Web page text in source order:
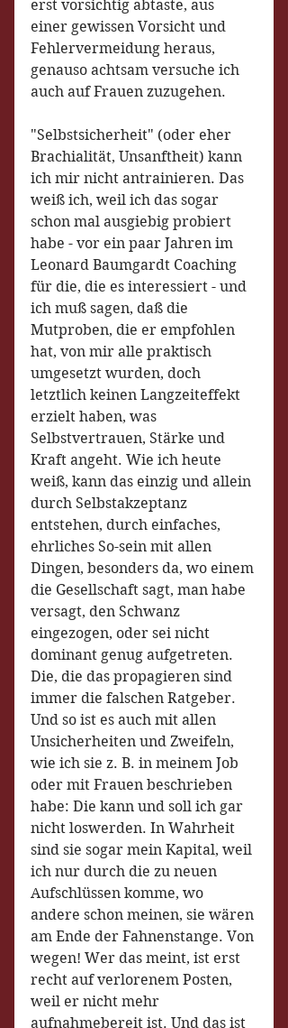
erst vorsichtig abtaste, aus
einer gewissen Vorsicht und
Fehlervermeidung heraus,
genauso achtsam versuche ich
auch auf Frauen zuzugehen.
"Selbstsicherheit" (oder eher
Brachialität, Unsanftheit) kann
ich mir nicht antrainieren. Das
weiß ich, weil ich das sogar
schon mal ausgiebig probiert
habe - vor ein paar Jahren im
Leonard Baumgardt Coaching
für die, die es interessiert - und
ich muß sagen, daß die
Mutproben, die er empfohlen
hat, von mir alle praktisch
umgesetzt wurden, doch
letztlich keinen Langzeiteffekt
erzielt haben, was
Selbstvertrauen, Stärke und
Kraft angeht. Wie ich heute
weiß, kann das einzig und allein
durch Selbstakzeptanz
entstehen, durch einfaches,
ehrliches So-sein mit allen
Dingen, besonders da, wo einem
die Gesellschaft sagt, man habe
versagt, den Schwanz
eingezogen, oder sei nicht
dominant genug aufgetreten.
Die, die das propagieren sind
immer die falschen Ratgeber.
Und so ist es auch mit allen
Unsicherheiten und Zweifeln,
wie ich sie z. B. in meinem Job
oder mit Frauen beschrieben
habe: Die kann und soll ich gar
nicht loswerden. In Wahrheit
sind sie sogar mein Kapital, weil
ich nur durch die zu neuen
Aufschlüssen komme, wo
andere schon meinen, sie wären
am Ende der Fahnenstange. Von
wegen! Wer das meint, ist erst
recht auf verlorenem Posten,
weil er nicht mehr
aufnahmebereit ist. Und das ist